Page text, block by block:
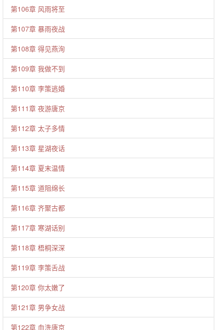
第106章 风雨将至
第107章 暴雨夜战
第108章 得见燕洵
第109章 我做不到
第110章 李策逃婚
第111章 夜游唐京
第112章 太子多情
第113章 星湖夜话
第114章 夏末温情
第115章 道阻绵长
第116章 齐聚古都
第117章 寒湖话别
第118章 梧桐深深
第119章 李策舌战
第120章 你太嫩了
第121章 男争女战
第122章 血洗唐京